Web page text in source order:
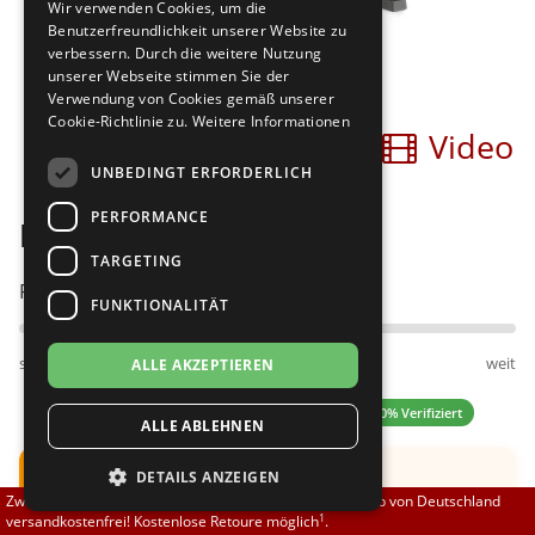
Brautschuhe
Sneaker
Übergrößen 43-44
Flexerinas
Merlet
Nueva Epoca
RayRose
Rummos
Rumpf
SoDanca
TopTanz
Bilder Video
Nueva Epoca Christina
Passt am besten bei Fußweite:
schmal normal weit
5.00 (4 Bewertungen) ✓ 100% Verifiziert
Hinweis: Schuh fällt groß aus.
Empfehlung: Einehalbe UKNummer kleiner
Zwischen 70,00 EUR und 800,00 EUR liefern wir innerhalb von Deutschland
versandkostenfrei! Kostenlose Retoure möglich1.
Wir verwenden Cookies, um die
Benutzerfreundlichkeit unserer Website zu
verbessern. Durch die weitere Nutzung
unserer Webseite stimmen Sie der
Verwendung von Cookies gemäß unserer
Cookie-Richtlinie zu. Weitere Informationen
UNBEDINGT ERFORDERLICH
PERFORMANCE
TARGETING
FUNKTIONALITÄT
ALLE AKZEPTIEREN
ALLE ABLEHNEN
DETAILS ANZEIGEN